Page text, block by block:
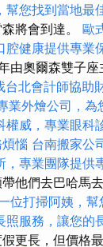
幫您找到當地最
將會到達。 歐
腔健康提供專業
由奧爾森雙子
台北會計師協助
業外燴公司，為
權威，專業眼科
惱 台南搬家公
，專業團隊提供
他們去巴哈馬
位打掃阿姨，
照服務，讓您的
更長，但價格